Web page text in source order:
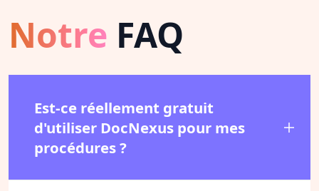
Notre FAQ
Est-ce réellement gratuit
d'utiliser DocNexus pour mes
procédures ?